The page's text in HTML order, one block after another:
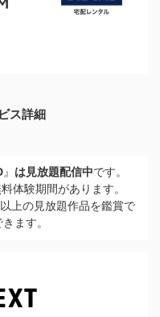
ス詳細
』 は見放題配信中です。
体験期間があります。
上の見放題作品を鑑賞で
ます。